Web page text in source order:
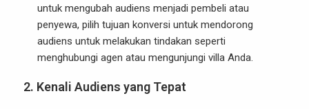
untuk mengubah audiens menjadi pembeli atau
penyewa, pilih tujuan konversi untuk mendorong
audiens untuk melakukan tindakan seperti
menghubungi agen atau mengunjungi villa Anda.
2. Kenali Audiens yang Tepat